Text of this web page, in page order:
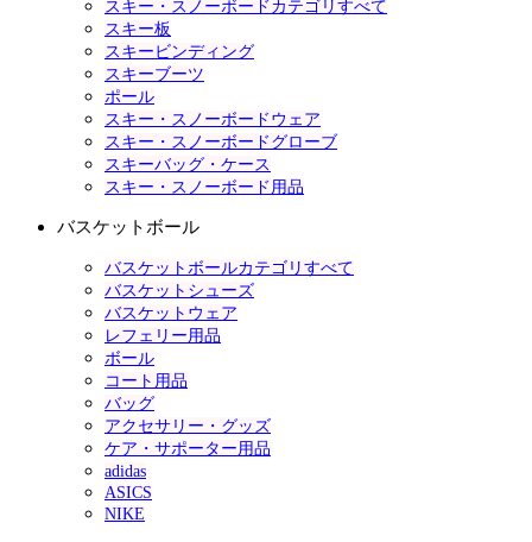
スキー・スノーボードカテゴリすべて
スキー板
スキービンディング
スキーブーツ
ポール
スキー・スノーボードウェア
スキー・スノーボードグローブ
スキーバッグ・ケース
スキー・スノーボード用品
バスケットボール
バスケットボールカテゴリすべて
バスケットシューズ
バスケットウェア
レフェリー用品
ボール
コート用品
バッグ
アクセサリー・グッズ
ケア・サポーター用品
adidas
ASICS
NIKE